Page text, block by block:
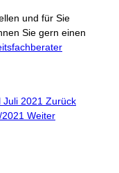
und für Sie
Sie gern einen
2021 Zurück
Weiter